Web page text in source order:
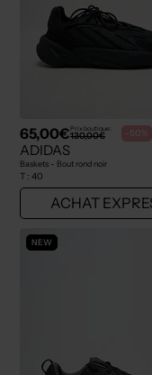
65,00€Prix boutique :
130,00€ -50%
ADIDAS
Baskets - Bout rond noir
T : 40
ACHAT
NEW